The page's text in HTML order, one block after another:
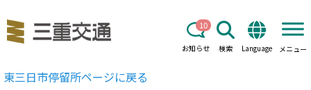
お知らせ
10
検索 Language メニュー
東三日市停留所ページに戻る